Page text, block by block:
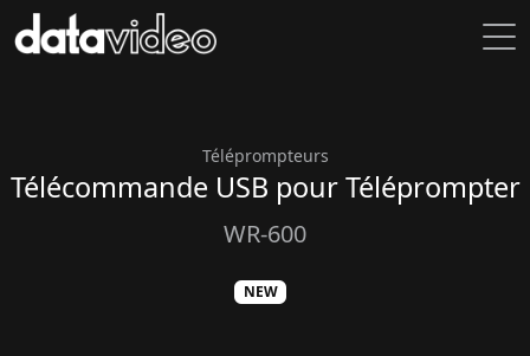
Téléprompteurs
Télécommande USB pour Téléprompter
WR-600
NEW